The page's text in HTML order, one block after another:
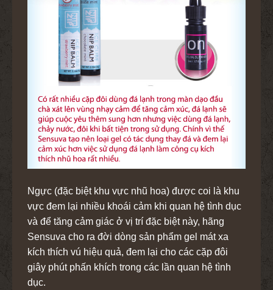
Ngực (đặc biệt khu vực nhũ hoa) được coi là khu
vực đem lại nhiều khoái cảm khi quan hệ tình dục
và để tăng cảm giác ở vị trí đặc biệt này, hãng
Sensuva cho ra đời dòng sản phẩm gel mát xa
kích thích vú hiệu quả, đem lại cho các cặp đôi
giây phút phấn khích trong các lần quan hệ tình
dục.